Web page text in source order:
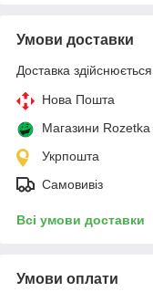
Умови доставки
Доставка
Нова Пошта
Магазини Rozetka
Укрпошта
Самовивіз
Всі умови доставки
Умови оплати